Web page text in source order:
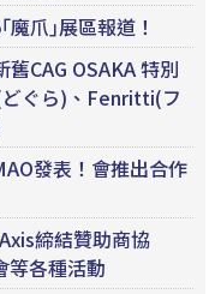
魔爪｣展區報道！
CAG OSAKA 特別
ぐら)、Fenritti(フ
發表！會推出合作
締結贊助商協
等各種活動